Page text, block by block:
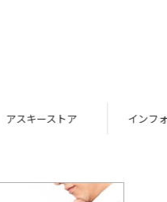
インフォメーション